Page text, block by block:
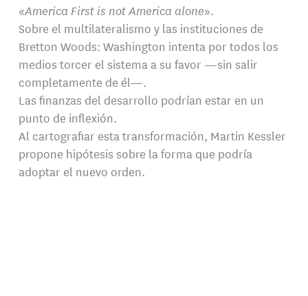
«America First is not America alone».
Sobre el multilateralismo y las instituciones de
Bretton Woods: Washington intenta por todos los
medios torcer el sistema a su favor —sin salir
completamente de él—.
Las finanzas del desarrollo podrían estar en un
punto de inflexión.
Al cartografiar esta transformación, Martin Kessler
propone hipótesis sobre la forma que podría
adoptar el nuevo orden.